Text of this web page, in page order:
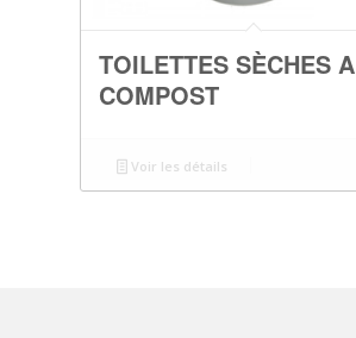
TOILETTES SÈCHES A
COMPOST
Voir les détails